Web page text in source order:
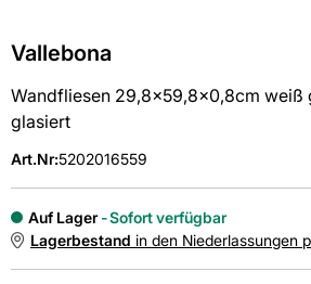
Vallebona
Wandfliesen 29,8x59,8x0,8cm weiß
glasiert
Art.Nr:5202016559
Auf Lager
Sofort verfügbar
Lagerbestand in den Niederlassungen